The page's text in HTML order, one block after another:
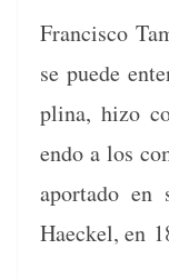
Fran­cis­co
se puede
plina, hizo
en­do a los
apor­ta­do en
Haeck­el, en